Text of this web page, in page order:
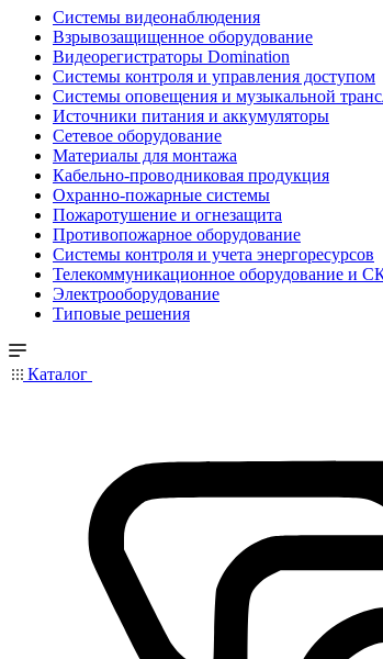
Системы видеонаблюдения
Взрывозащищенное оборудование
Видеорегистраторы Domination
Системы контроля и управления доступом
Системы оповещения и музыкальной
Источники питания и аккумуляторы
Сетевое оборудование
Материалы для монтажа
Кабельно-проводниковая продукция
Охранно-пожарные системы
Пожаротушение и огнезащита
Противопожарное оборудование
Системы контроля и учета энергоресурсов
Телекоммуникационное оборудование и
Электрооборудование
Типовые решения
Каталог